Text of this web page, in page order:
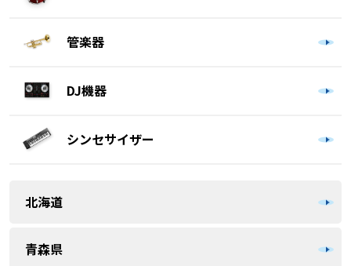
管楽器
DJ機器
シンセサイザー
北海道
青森県